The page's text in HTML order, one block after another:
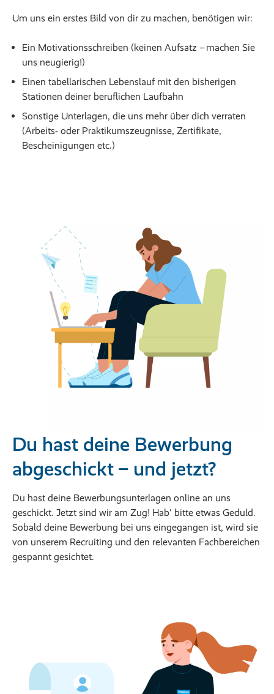
Um uns ein erstes Bild von dir zu machen, benötigen wir:
Ein Motivationsschreiben (keinen Aufsatz – machen Sie
uns neugierig!)
Einen tabellarischen Lebenslauf mit den bisherigen
Stationen deiner beruflichen Laufbahn
Sonstige Unterlagen, die uns mehr über dich verraten
(Arbeits- oder Praktikumszeugnisse, Zertifikate,
Bescheinigungen etc.)
Du hast deine Bewerbung
abgeschickt – und jetzt?
Du hast deine Bewerbungsunterlagen online an uns
geschickt. Jetzt sind wir am Zug! Hab' bitte etwas Geduld.
Sobald deine Bewerbung bei uns eingegangen ist, wird sie
von unserem Recruiting und den relevanten Fachbereichen
gespannt gesichtet.